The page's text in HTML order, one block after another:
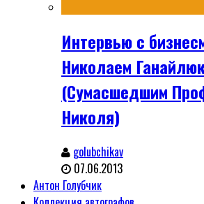
Интервью с
Николаем
(Сумасшедшим
Николя)
golubchikav
07.06.2013
Антон Голубчик